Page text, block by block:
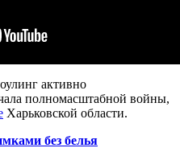
активно
полномасштабной войны,
Харьковской области.
без белья